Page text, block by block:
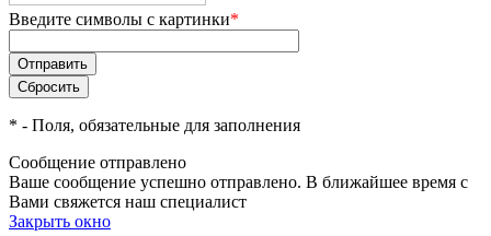
Введите символы с картинки*
* - Поля, обязательные для заполнения
Сообщение отправлено
Ваше сообщение успешно отправлено. В ближайшее время с
Вами свяжется наш специалист
Закрыть окно